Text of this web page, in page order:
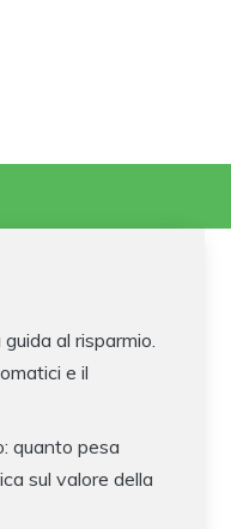
al risparmio.
e il
quanto pesa
sul valore della